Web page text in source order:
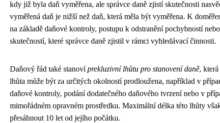
kdy již byla daň vyměřena, ale správce daně zjistí skutečnosti
vyměřená daň je nižší než daň, která měla být vyměřena. K
na základě daňové kontroly, postupu k odstranění pochybností
skutečností, které správce daně zjistil v rámci vyhledávací činnosti.
Daňový řád také stanovíprekluzivní lhůtu pro stanovení daně,
lhůta může být za určitých okolností prodloužena, například v
daňové kontroly, podání dodatečného daňového tvrzení nebo v
mimořádném opravném prostředku. Maximální délka této lhůty
přesáhnout 10 let od jejího počátku.